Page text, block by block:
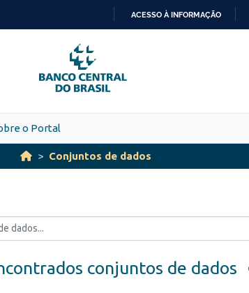
PARA
O
CONTEÚDO
ACESSO À INFORMAÇÃO
o Portal
Conjuntos de dados
conjuntos de dados